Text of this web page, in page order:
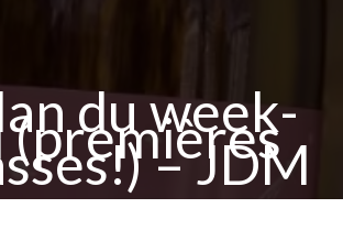
du week-
(premières
– JDM